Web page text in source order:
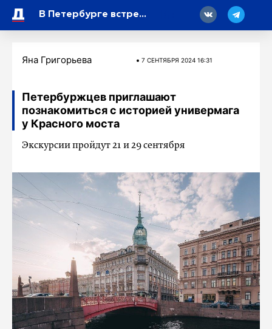
В Петербурге встретились ветераны БАМа
Яна Григорьева 7 СЕНТЯБРЯ 2024 16:31
Петербуржцев приглашают
познакомиться с историей универмага
у Красного моста
Экскурсии пройдут 21 и 29 сентября